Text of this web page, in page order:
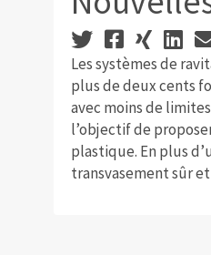
Les systèmes de
plus de deux cents
avec moins de
l’objectif de
plastique. En plus
transvasement sûr